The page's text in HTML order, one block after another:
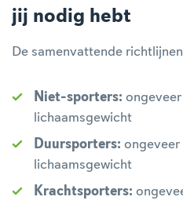
jij nodig hebt
De samenvattende
Niet-sporters:
lichaamsgewicht
Duursporters: ongeveer
lichaamsgewicht
Krachtsporters: